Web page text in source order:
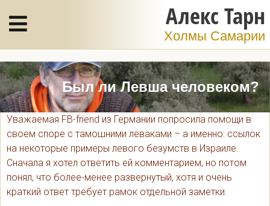
Алекс Тарн
Холмы Самарии
Был ли Левша человеком?
Уважаемая FB-friend из Германии попросила помощи в
своем споре с тамошними леваками – а именно: ссылок
на некоторые примеры левого безумств в Израиле.
Сначала я хотел ответить ей комментарием, но потом
понял, что более-менее развернутый, хотя и очень
краткий ответ требует рамок отдельной заметки.